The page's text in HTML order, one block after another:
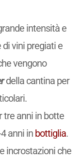
intensità e
vini pregiati e
vengono
della cantina per
tre anni in botte
anni in bottiglia.
incrostazioni che